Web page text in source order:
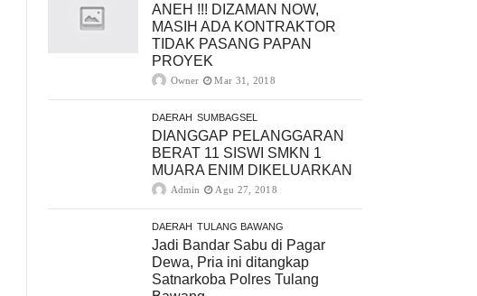
ANEH !!! DIZAMAN NOW,
MASIH ADA KONTRAKTOR
TIDAK PASANG PAPAN
PROYEK
Owner Mar 31, 2018
DAERAH SUMBAGSEL
DIANGGAP PELANGGARAN
BERAT 11 SISWI SMKN 1
MUARA ENIM DIKELUARKAN
Admin Agu 27, 2018
DAERAH TULANG BAWANG
Jadi Bandar Sabu di Pagar
Dewa, Pria ini ditangkap
Satnarkoba Polres Tulang